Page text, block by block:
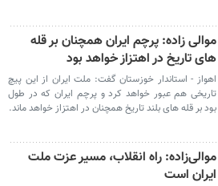
موالی زاده: پرچم ایران همچنان بر قله
های تاریخ در اهتزاز خواهد بود
اهواز - استاندار خوزستان گفت: ملت ایران از این پیچ
تاریخی هم عبور خواهد کرد و پرچم ایران که در طول
بر قله های بلند تاریخ همچنان در اهتزاز خواهد ماند.
موالی‌زاده: راه انقلاب، مسیر عزت ملت
ایران است